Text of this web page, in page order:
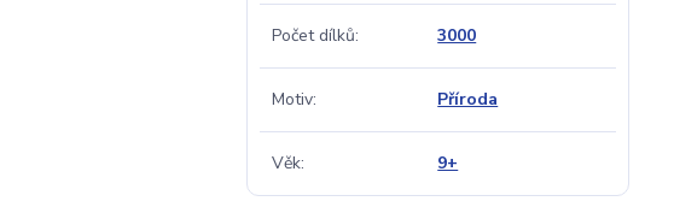
Počet dílků 3000
Motiv Příroda
Věk 9+